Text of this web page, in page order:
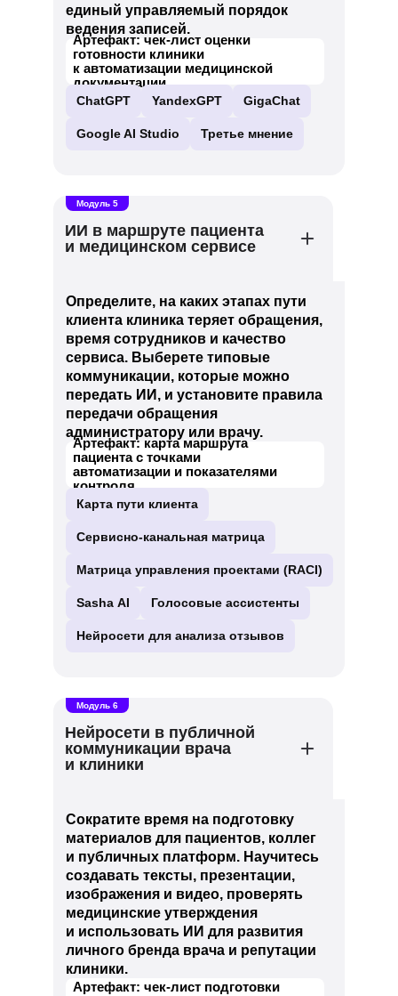
единый управляемый порядок
ведения записей.
Артефакт: чек-лист оценки
готовности клиники
к автоматизации медицинской
документации
ChatGPT YandexGPT GigaChat
Google AI Studio Третье мнение
ИИ в маршруте пациента
и медицинском сервисе
Модуль 5
Определите, на каких этапах пути
клиента клиника теряет обращения,
время сотрудников и качество
сервиса. Выберете типовые
коммуникации, которые можно
передать ИИ, и установите правила
передачи обращения
администратору или врачу.
Артефакт: карта маршрута
пациента с точками
автоматизации и показателями
контроля
Карта пути клиента
Сервисно-канальная матрица
Матрица управления проектами (RACI)
Sasha AI Голосовые ассистенты
Нейросети для анализа отзывов
Нейросети в публичной
коммуникации врача
и клиники
Модуль 6
Сократите время на подготовку
материалов для пациентов, коллег
и публичных платформ. Научитесь
создавать тексты, презентации,
изображения и видео, проверять
медицинские утверждения
и использовать ИИ для развития
личного бренда врача и репутации
клиники.
Артефакт: чек-лист подготовки